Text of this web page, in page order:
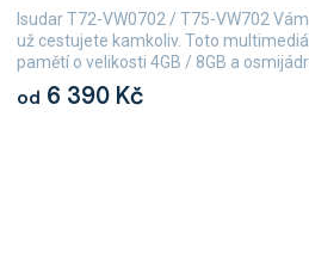
od 6 390 Kč
Isudar T72-VW0702 / T75-VW702
už cestujete kamkoliv. Toto
pamětí o velikosti 4GB / 8GB a